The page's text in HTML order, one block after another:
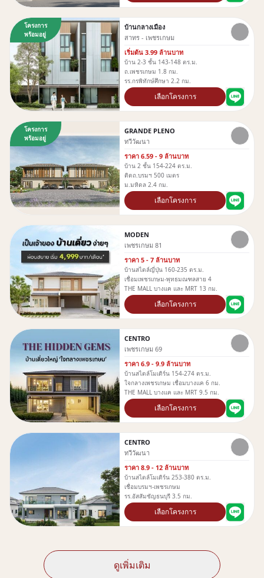
โครงการ
พร้อมอยู่
บ้านกลางเมือง
สาทร - เพชรเกษม
เริ่มต้น 3.99 ล้านบาท
บ้าน 2-3 ชั้น 143-148 ตร.ม.
ถ.เพชรเกษม 1.8 กม.
รร.กรพิทักษ์ศึกษา 2.2 กม.
เลือกโครงการ
โครงการ
พร้อมอยู่
GRANDE PLENO
ทวีวัฒนา
ราคา 6.59 - 9 ล้านบาท
บ้าน 2 ชั้น 154-224 ตร.ม.
ติดถ.บรมฯ 500 เมตร
ม.มหิดล 2.4 กม.
เลือกโครงการ
MODEN
เพชรเกษม 81
ราคา 5 - 7 ล้านบาท
บ้านสไตล์ญี่ปุ่น 160-235 ตร.ม.
เชื่อมเพชรเกษม-พุทธมณฑลสาย 4
THE MALL บางแค และ MRT 13 กม.
เลือกโครงการ
CENTRO
เพชรเกษม 69
ราคา 6.9 - 9.9 ล้านบาท
บ้านสไตล์โมเดิร์น 154-274 ตร.ม.
ใจกลางเพชรเกษม เชื่อมบางแค 6 กม.
THE MALL บางแค และ MRT 9.5 กม.
เลือกโครงการ
CENTRO
ทวีวัฒนา
ราคา 8.9 - 12 ล้านบาท
บ้านสไตล์โมเดิร์น 253-380 ตร.ม.
เชื่อมบรมฯ-เพชรเกษม
รร.อัสสัมชัญธนบุรี 3.5 กม.
เลือกโครงการ
ดูเพิ่มเติม